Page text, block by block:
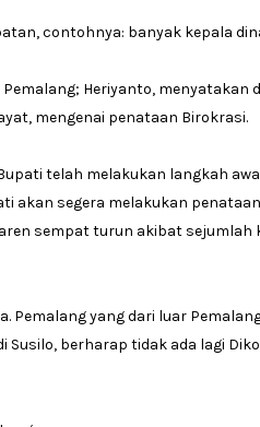
contohnya: banyak kepala
Pemalang; Heriyanto,
mengenai penataan Birokrasi.
telah melakukan langkah
akan segera melakukan
sempat turun akibat sejumlah
Pemalang yang dari luar
Susilo, berharap tidak ada lagi